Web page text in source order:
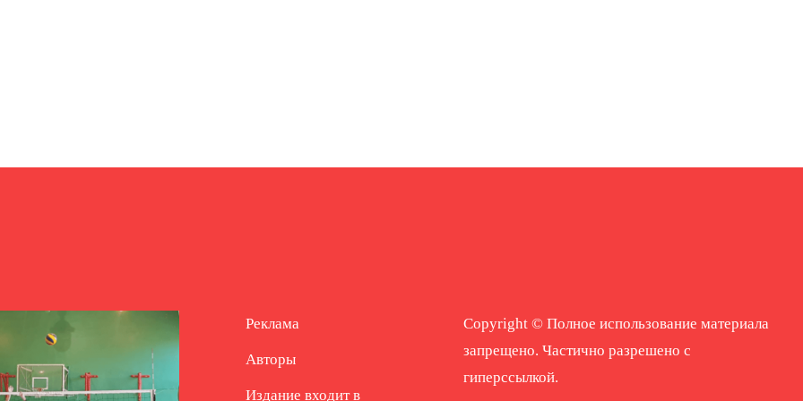
Реклама
Авторы
Издание входит в
Copyright © Полное использование материала
запрещено. Частично разрешено с
гиперссылкой.